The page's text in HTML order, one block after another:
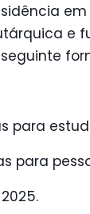
e
para
para